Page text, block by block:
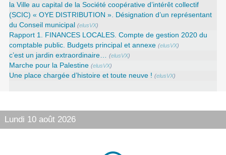
la Ville au capital de la Société coopérative d’intérêt collectif
(SCIC) « OYE DISTRIBUTION ». Désignation d’un représentant
du Conseil municipal
(elusVX)
Rapport 1. FINANCES LOCALES. Compte de gestion 2020 du
comptable public. Budgets principal et annexe (elusVX)
c’est un jardin extraordinaire… (elusVX)
Marche pour la Palestine (elusVX)
Une place chargée d’histoire et toute neuve ! (elusVX)
Lundi 10 août 2026